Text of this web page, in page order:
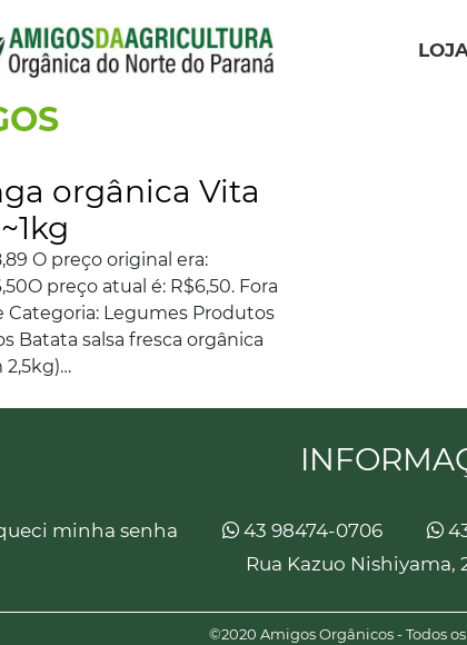
orgânica Vita
O preço original era:
preço atual é: R$6,50. Fora
Categoria: Legumes Produtos
Batata salsa fresca orgânica
2,5kg)…
minha senha 43 98474-0706
Rua Kazuo Nishiyama,
©2020 Amigos Orgânicos - Todos